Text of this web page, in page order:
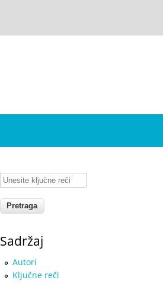
Unesite ključne reči
Sadržaj
Autori
Ključne reči